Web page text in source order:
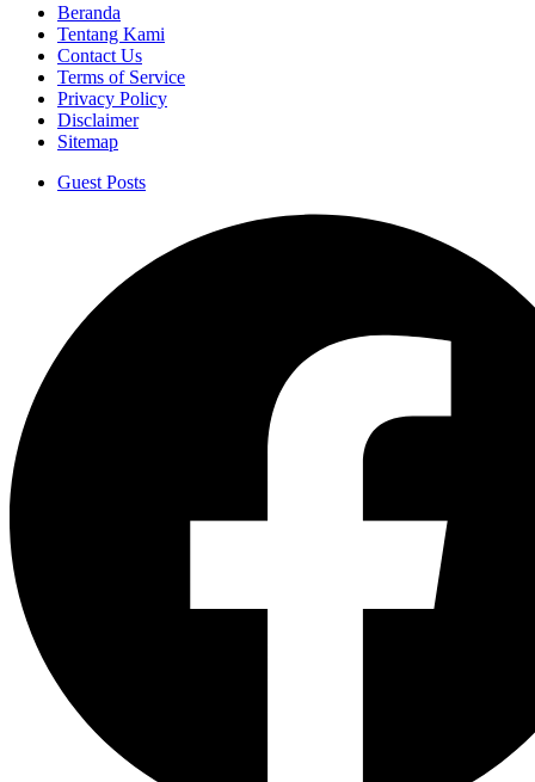
Beranda
Tentang Kami
Contact Us
Terms of Service
Privacy Policy
Disclaimer
Sitemap
Guest Posts